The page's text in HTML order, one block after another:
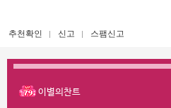
추천확인 신고 스팸신고
이별의찬트